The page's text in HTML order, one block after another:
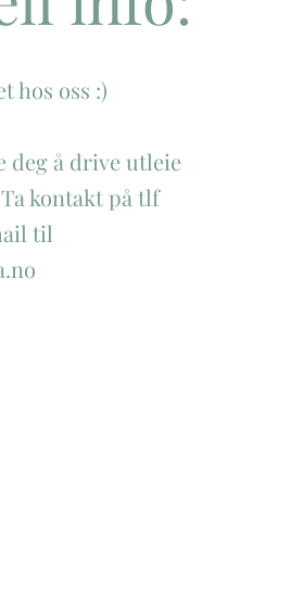
hos oss :)
deg å drive utleie
kontakt på tlf
til